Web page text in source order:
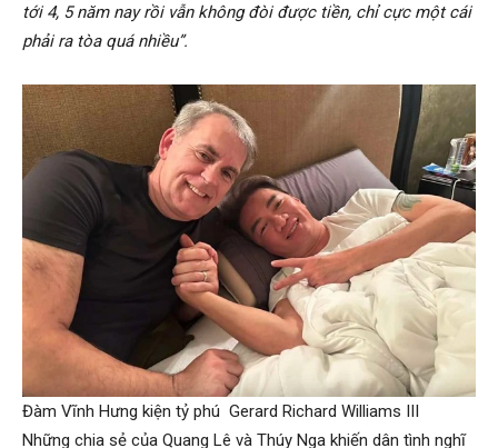
tới 4, 5 năm nay rồi vẫn không đòi được tiền, chỉ cực một cái
phải ra tòa quá nhiều”.
Đàm Vĩnh Hưng kiện tỷ phú Gerard Richard Williams III
Những chia sẻ của Quang Lê và Thúy Nga khiến dân tình nghĩ